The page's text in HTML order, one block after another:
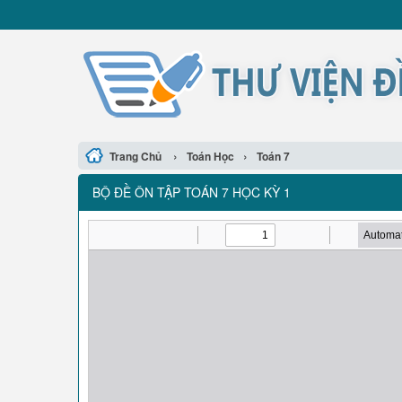
Trang Chủ › Toán Học › Toán 7
BỘ ĐỀ ÔN TẬP TOÁN 7 HỌC KỲ 1